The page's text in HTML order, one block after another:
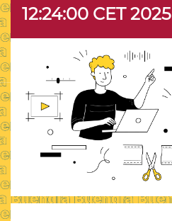
12:24:00 CET 2025